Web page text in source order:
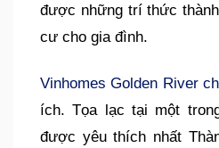
được những trí thức
cư cho gia đình.
Vinhomes Golden River
ích. Tọa lạc tại một
được yêu thích nhất